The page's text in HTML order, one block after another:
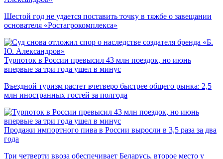
Шестой год не удается поставить точку в тяжбе о завещании
основателя «Ростагрокомплекса»
Турпоток в России превысил 43 млн поездок, но июнь
впервые за три года ушел в минус
Въездной туризм растет вчетверо быстрее общего рынка: 2,5
млн иностранных гостей за полгода
Продажи импортного пива в России выросли в 3,5 раза за два
года
Три четверти ввоза обеспечивает Беларусь, второе место у